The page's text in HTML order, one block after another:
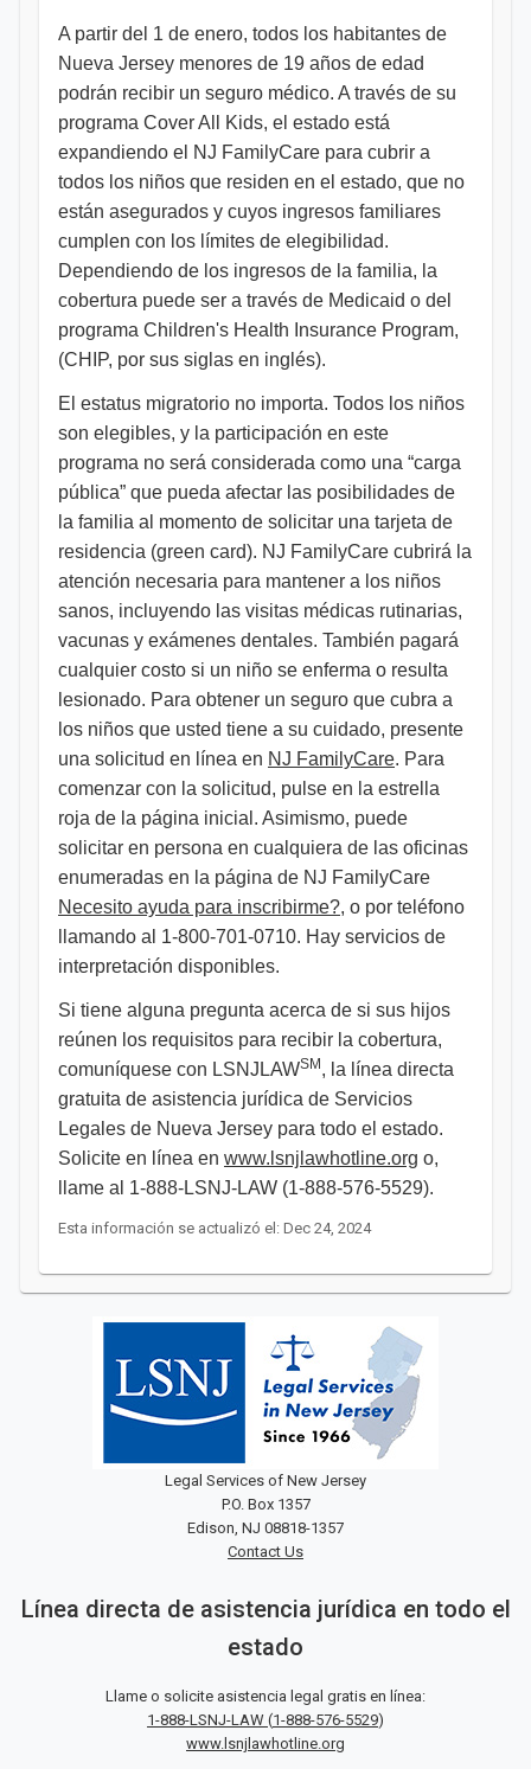
A partir del 1 de enero, todos los habitantes de
Nueva Jersey menores de 19 años de edad
podrán recibir un seguro médico. A través de su
programa Cover All Kids, el estado está
expandiendo el NJ FamilyCare para cubrir a
todos los niños que residen en el estado, que no
están asegurados y cuyos ingresos familiares
cumplen con los límites de elegibilidad.
Dependiendo de los ingresos de la familia, la
cobertura puede ser a través de Medicaid o del
programa Children's Health Insurance Program,
(CHIP, por sus siglas en inglés).
El estatus migratorio no importa. Todos los niños
son elegibles, y la participación en este
programa no será considerada como una “carga
pública” que pueda afectar las posibilidades de
la familia al momento de solicitar una tarjeta de
residencia (green card). NJ FamilyCare cubrirá la
atención necesaria para mantener a los niños
sanos, incluyendo las visitas médicas rutinarias,
vacunas y exámenes dentales. También pagará
cualquier costo si un niño se enferma o resulta
lesionado. Para obtener un seguro que cubra a
los niños que usted tiene a su cuidado, presente
una solicitud en línea en NJ FamilyCare. Para
comenzar con la solicitud, pulse en la estrella
roja de la página inicial. Asimismo, puede
solicitar en persona en cualquiera de las oficinas
enumeradas en la página de NJ FamilyCare
Necesito ayuda para inscribirme?, o por teléfono
llamando al 1-800-701-0710. Hay servicios de
interpretación disponibles.
Si tiene alguna pregunta acerca de si sus hijos
reúnen los requisitos para recibir la cobertura,
comuníquese con LSNJLAWSM , la línea directa
gratuita de asistencia jurídica de Servicios
Legales de Nueva Jersey para todo el estado.
Solicite en línea en www.lsnjlawhotline.org o,
llame al 1-888-LSNJ-LAW (1-888-576-5529). ​​​
Esta información se actualizó el: Dec 24, 2024
Legal Services of New Jersey
P.O. Box 1357
Edison, NJ 08818-1357
Contact Us
Línea directa de asistencia jurídica en todo el
estado
Llame o solicite asistencia legal gratis en línea:
1-888-LSNJ-LAW (1-888-576-5529)
www.lsnjlawhotline.org